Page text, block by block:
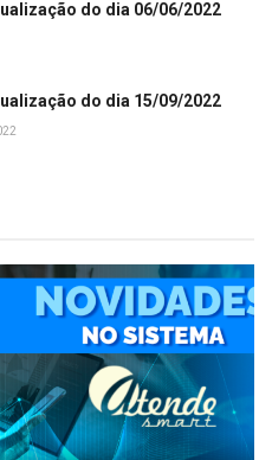
do dia 06/06/2022
do dia 15/09/2022